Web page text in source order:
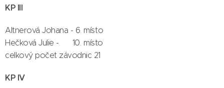
KP III
Altnerová Johana - 6. místo
Hečková Julie - 10. místo
celkový počet závodnic 21
KP IV